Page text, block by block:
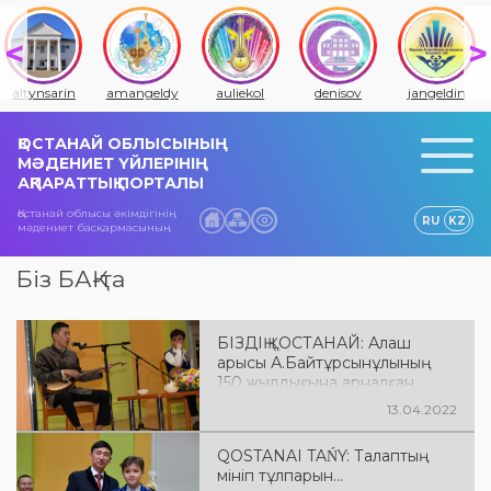
altynsarin amangeldy auliekol denisov jangeldin
ҚОСТАНАЙ ОБЛЫСЫНЫҢ
МӘДЕНИЕТ ҮЙЛЕРІНІҢ
АҚПАРАТТЫҚ ПОРТАЛЫ
Қостанай облысы әкімдігінің
мәдениет басқармасының
RU KZ
Біз БАҚ-та
БІЗДІҢ ҚОСТАНАЙ: Алаш
арысы А.Байтұрсынұлының
150 жылдығына арналған
«Жас тұлпар» облыстық13.04.2022
QOSTANAI TAŃY: Талаптың
мініп тұлпарын…